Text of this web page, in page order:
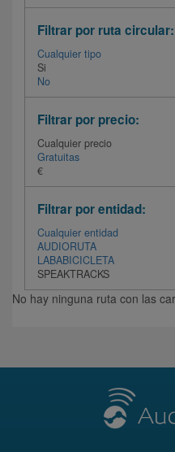
Filtrar por ruta circular:
Cualquier tipo
Si
No
Filtrar por precio:
Cualquier precio
Gratuitas
€
Filtrar por entidad:
Cualquier entidad
AUDIORUTA
LABABICICLETA
SPEAKTRACKS
No hay ninguna ruta con las